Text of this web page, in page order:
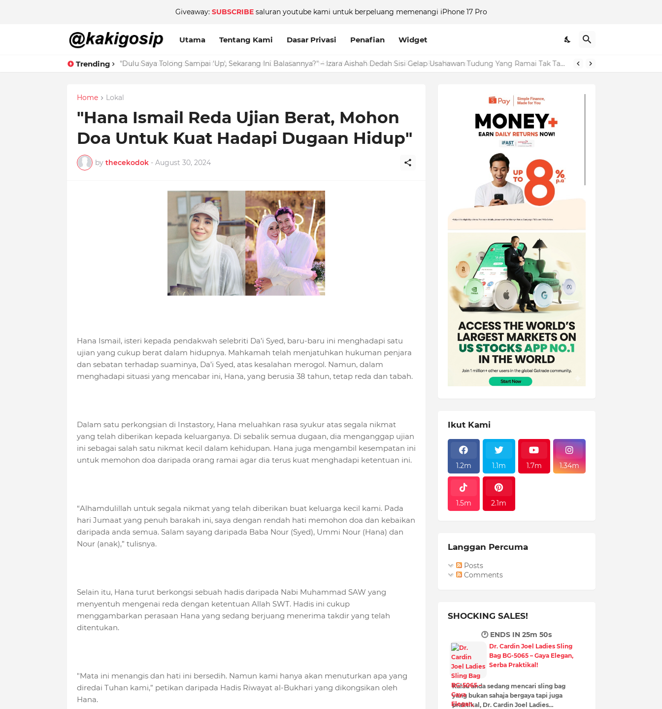
Giveaway: SUBSCRIBEsaluran youtube kami untuk berpeluang memenangi iPhone 17 Pro
Utama Tentang Kami Dasar Privasi Penafian Widget
Trending "Dulu Saya Tolong Sampai 'Up', Sekarang Ini Balasannya?" – Izara Aishah Dedah Sisi Gelap Usahawan Tudung Yang Ramai Tak Tahu!
Home Lokal
"Hana Ismail Reda Ujian Berat, Mohon
Doa Untuk Kuat Hadapi Dugaan Hidup"
by thecekodok - August 30, 2024
Hana Ismail, isteri kepada pendakwah selebriti Da’i Syed, baru-baru ini menghadapi satu
ujian yang cukup berat dalam hidupnya. Mahkamah telah menjatuhkan hukuman penjara
dan sebatan terhadap suaminya, Da’i Syed, atas kesalahan merogol. Namun, dalam
menghadapi situasi yang mencabar ini, Hana, yang berusia 38 tahun, tetap reda dan tabah.
Dalam satu perkongsian di Instastory, Hana meluahkan rasa syukur atas segala nikmat
yang telah diberikan kepada keluarganya. Di sebalik semua dugaan, dia menganggap ujian
ini sebagai salah satu nikmat kecil dalam kehidupan. Hana juga mengambil kesempatan ini
untuk memohon doa daripada orang ramai agar dia terus kuat menghadapi ketentuan ini.
“Alhamdulillah untuk segala nikmat yang telah diberikan buat keluarga kecil kami. Pada
hari Jumaat yang penuh barakah ini, saya dengan rendah hati memohon doa dan kebaikan
daripada anda semua. Salam sayang daripada Baba Nour (Syed), Ummi Nour (Hana) dan
Nour (anak),” tulisnya.
Selain itu, Hana turut berkongsi sebuah hadis daripada Nabi Muhammad SAW yang
menyentuh mengenai reda dengan ketentuan Allah SWT. Hadis ini cukup
menggambarkan perasaan Hana yang sedang berjuang menerima takdir yang telah
ditentukan.
"Mata ini menangis dan hati ini bersedih. Namun kami hanya akan menuturkan apa yang
diredai Tuhan kami,” petikan daripada Hadis Riwayat al-Bukhari yang dikongsikan oleh
Hana.
Ikut Kami
1.2m 1.1m 1.7m 1.34m
1.5m 2.1m
Langgan Percuma
Posts
Comments
SHOCKING SALES!
🕐 ENDS IN 25m 49s
Dr. Cardin Joel Ladies Sling
Bag BG-5065 – Gaya Elegan,
Serba Praktikal!
Kalau anda sedang mencari sling bag
yang bukan sahaja bergaya tapi juga
praktikal, Dr. Cardin Joel Ladies…